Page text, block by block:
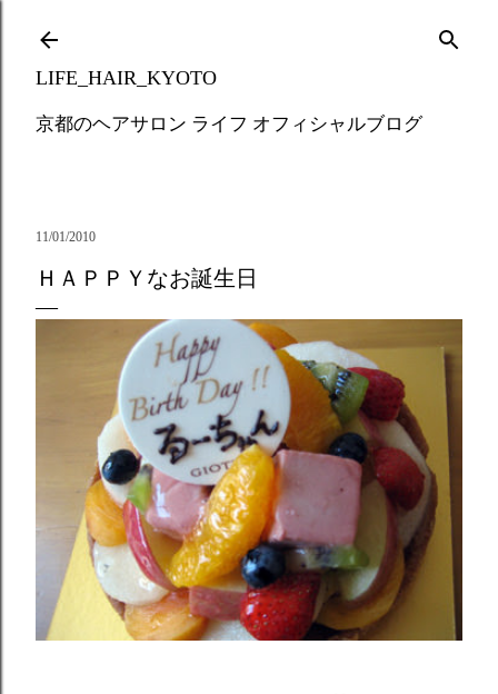
LIFE_HAIR_KYOTO
京都のヘアサロン ライフ オフィシャルブログ
11/01/2010
ＨＡＰＰＹなお誕生日